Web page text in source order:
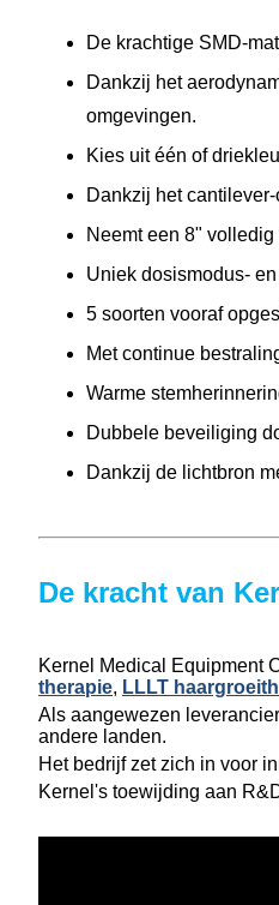
De krachtige SMD-
Dankzij het
omgevingen.
Kies uit één of
Dankzij het
Neemt een 8"
Uniek dosismodus-
5 soorten vooraf
Met continue
Warme
Dubbele beveiliging
Dankzij de lichtbron
De kracht van
Kernel Medical Equipment
therapie, LLLT
Als aangewezen
andere landen.
Het bedrijf zet zich in voor
Kernel's toewijding aan